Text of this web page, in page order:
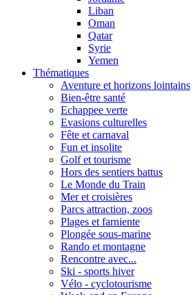
Liban
Oman
Qatar
Syrie
Yemen
Thématiques
Aventure et horizons lointains
Bien-être santé
Echappee verte
Evasions culturelles
Fête et carnaval
Fun et insolite
Golf et tourisme
Hors des sentiers battus
Le Monde du Train
Mer et croisières
Parcs attraction, zoos
Plages et farniente
Plongée sous-marine
Rando et montagne
Rencontre avec...
Ski - sports hiver
Vélo - cyclotourisme